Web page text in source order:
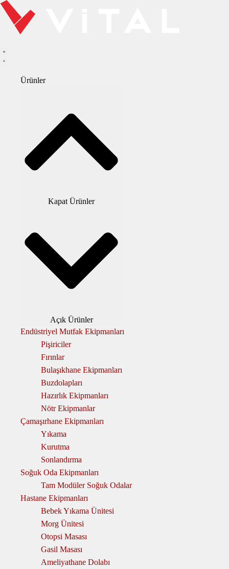
Ürünler
Kapat Ürünler
Açık Ürünler
Endüstriyel Mutfak Ekipmanları
Pişiriciler
Fırınlar
Bulaşıkhane Ekipmanları
Buzdolapları
Hazırlık Ekipmanları
Nötr Ekipmanlar
Çamaşırhane Ekipmanları
Yıkama
Kurutma
Sonlandırma
Soğuk Oda Ekipmanları
Tam Modüler Soğuk Odalar
Hastane Ekipmanları
Bebek Yıkama Ünitesi
Morg Ünitesi
Otopsi Masası
Gasil Masası
Ameliyathane Dolabı